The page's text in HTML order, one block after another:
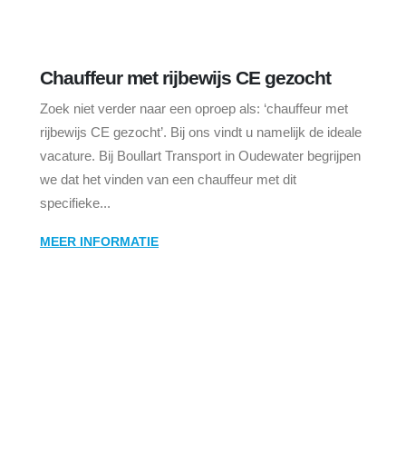
Chauffeur met rijbewijs CE gezocht
Zoek niet verder naar een oproep als: ‘chauffeur met
rijbewijs CE gezocht’. Bij ons vindt u namelijk de ideale
vacature. Bij Boullart Transport in Oudewater begrijpen
we dat het vinden van een chauffeur met dit
specifieke...
MEER INFORMATIE